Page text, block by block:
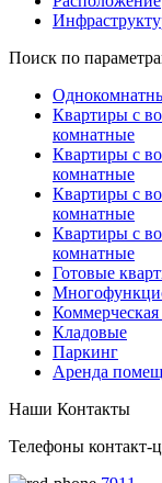
Поиск по
Квартиры с
комнатные
Квартиры с
комнатные
Квартиры с
комнатные
Квартиры с
комнатные
Готовые
Кладовые
Паркинг
Аренда
Наши Контакты
Телефоны контакт-